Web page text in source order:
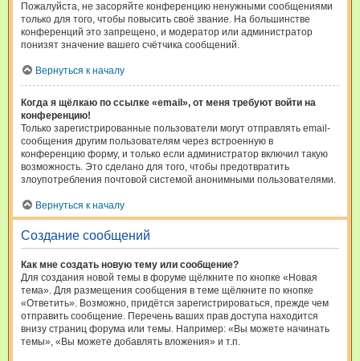
Пожалуйста, не засоряйте конференцию ненужными сообщениями
только для того, чтобы повысить своё звание. На большинстве
конференций это запрещено, и модератор или администратор
понизят значение вашего счётчика сообщений.
Вернуться к началу
Когда я щёлкаю по ссылке «email», от меня требуют войти на
конференцию!
Только зарегистрированные пользователи могут отправлять email-
сообщения другим пользователям через встроенную в
конференцию форму, и только если администратор включил такую
возможность. Это сделано для того, чтобы предотвратить
злоупотребления почтовой системой анонимными пользователями.
Вернуться к началу
Создание сообщений
Как мне создать новую тему или сообщение?
Для создания новой темы в форуме щёлкните по кнопке «Новая
тема». Для размещения сообщения в теме щёлкните по кнопке
«Ответить». Возможно, придётся зарегистрироваться, прежде чем
отправить сообщение. Перечень ваших прав доступа находится
внизу страниц форума или темы. Например: «Вы можете начинать
темы», «Вы можете добавлять вложения» и т.п.